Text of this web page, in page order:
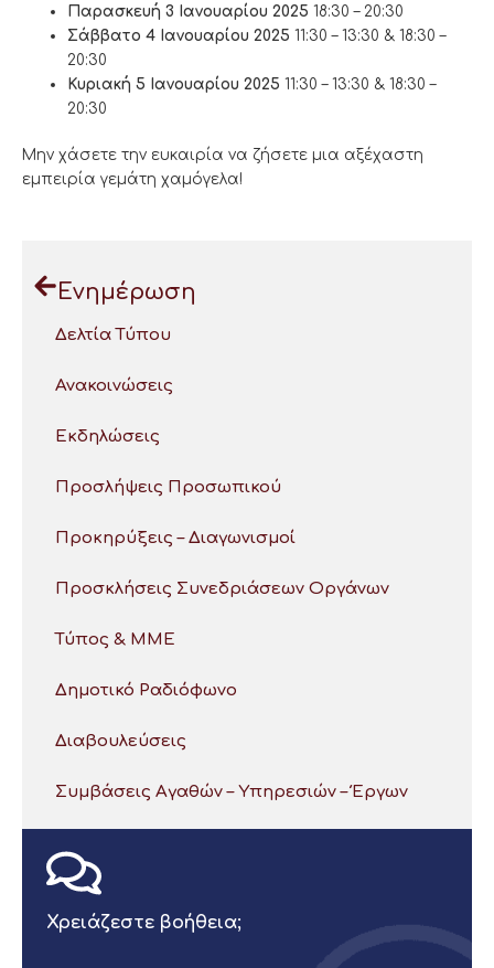
Παρασκευή 3 Ιανουαρίου 2025 18:30 – 20:30
Σάββατο 4 Ιανουαρίου 2025 11:30 – 13:30 & 18:30 –
20:30
Κυριακή 5 Ιανουαρίου 2025 11:30 – 13:30 & 18:30 –
20:30
Μην χάσετε την ευκαιρία να ζήσετε μια αξέχαστη
εμπειρία γεμάτη χαμόγελα!
Ενημέρωση
Δελτία Τύπου
Ανακοινώσεις
Εκδηλώσεις
Προσλήψεις Προσωπικού
Προκηρύξεις – Διαγωνισμοί
Προσκλήσεις Συνεδριάσεων Οργάνων
Τύπος & ΜΜΕ
Δημοτικό Ραδιόφωνο
Διαβουλεύσεις
Συμβάσεις Αγαθών – Υπηρεσιών – Έργων
Χρειάζεστε βοήθεια;